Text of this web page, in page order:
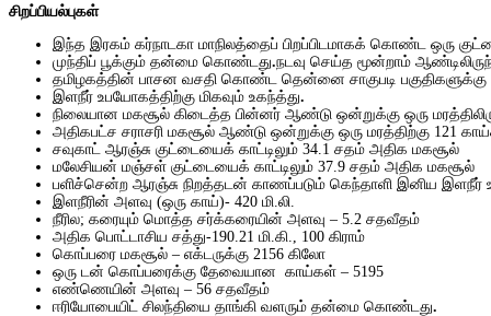
சிறப்பியல்புகள்
இந்த இரகம் கர்நாடகா மாநிலத்தைப் பிறப்பிடமாகக் கொண்ட ஒரு
முந்திப் பூக்கும் தன்மை கொண்டது.நடவு செய்த மூன்றாம்
தமிழகத்தின் பாசன வசதி கொண்ட தென்னை சாகுபடி பகுதிகளுக்கு
இளநீர் உபயோகத்திற்கு மிகவும் உகந்த்து.
நிலையான மகசூல் கிடைத்த பின்னர் ஆண்டு ஒன்றுக்கு ஒரு
அதிகபட்ச சராசரி மகசூல் ஆண்டு ஒன்றுக்கு ஒரு மரத்திற்கு 121
சவுகாட் ஆரஞ்சு குட்டையைக் காட்டிலும் 34.1 சதம் அதிக மகசூல்
மலேசியன் மஞ்சள் குட்டையைக் காட்டிலும் 37.9 சதம் அதிக மகசூல்
பளிச்சென்ற ஆரஞ்சு நிறத்தடன் காணப்படும் கெந்தாளி இனிய இளநீர்
இளநீரின் அளவு (ஒரு காய்)- 420 மி.லி.
நீரில; கரையும் மொத்த சர்க்கரையின் அளவு – 5.2 சதவீதம்
அதிக பொட்டாசிய சத்து-190.21 மி.கி., 100 கிராம்
கொப்பரை மகசூல் – எக்டருக்கு 2156 கிலோ
ஒரு டன் கொப்பரைக்கு தேவையான காய்கள் – 5195
எண்ணெயின் அளவு – 56 சதவீதம்
ஈரியோபையிட் சிலந்தியை தாங்கி வளரும் தன்மை கொண்டது.